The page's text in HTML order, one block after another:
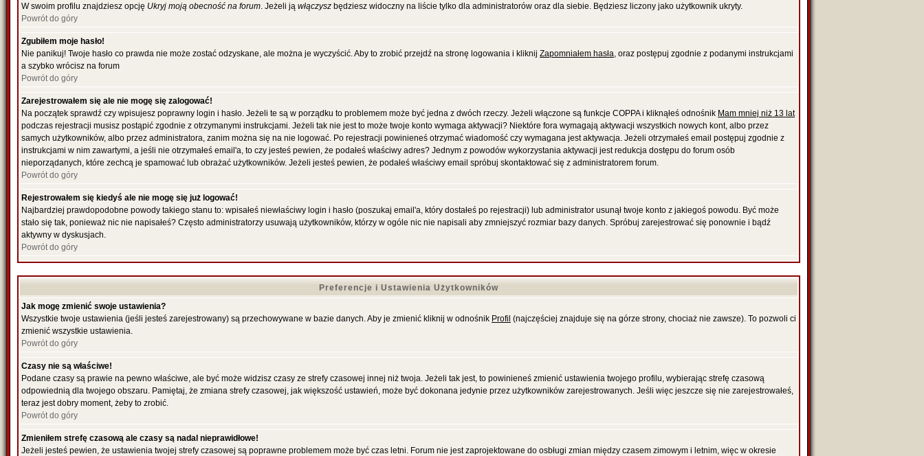
W swoim profilu znajdziesz opcję Ukryj moją obecność na forum. Jeżeli ją włączysz będziesz widoczny na liście tylko dla administratorów oraz dla siebie. Będziesz liczony jako użytkownik ukryty.
Powrót do góry
Zgubiłem moje hasło!
Nie panikuj! Twoje hasło co prawda nie może zostać odzyskane, ale można je wyczyścić. Aby to zrobić przejdź na stronę logowania i kliknij Zapomniałem hasła, oraz postępuj zgodnie z podanymi instrukcjami
a szybko wrócisz na forum
Powrót do góry
Zarejestrowałem się ale nie mogę się zalogować!
Na początek sprawdź czy wpisujesz poprawny login i hasło. Jeżeli te są w porządku to problemem może być jedna z dwóch rzeczy. Jeżeli włączone są funkcje COPPA i kliknąłeś odnośnik Mam mniej niż 13 lat
podczas rejestracji musisz postąpić zgodnie z otrzymanymi instrukcjami. Jeżeli tak nie jest to może twoje konto wymaga aktywacji? Niektóre fora wymagają aktywacji wszystkich nowych kont, albo przez
samych użytkowników, albo przez administratora, zanim można się na nie logować. Po rejestracji powinieneś otrzymać wiadomość czy wymagana jest aktywacja. Jeżeli otrzymałeś email postępuj zgodnie z
instrukcjami w nim zawartymi, a jeśli nie otrzymałeś email'a, to czy jesteś pewien, że podałeś właściwy adres? Jednym z powodów wykorzystania aktywacji jest redukcja dostępu do forum osób
nieporządanych, które zechcą je spamować lub obrażać użytkowników. Jeżeli jesteś pewien, że podałeś właściwy email spróbuj skontaktować się z administratorem forum.
Powrót do góry
Rejestrowałem się kiedyś ale nie mogę się już logować!
Najbardziej prawdopodobne powody takiego stanu to: wpisałeś niewłaściwy login i hasło (poszukaj email'a, który dostałeś po rejestracji) lub administrator usunął twoje konto z jakiegoś powodu. Być może
stało się tak, ponieważ nic nie napisałeś? Często administratorzy usuwają użytkowników, którzy w ogóle nic nie napisali aby zmniejszyć rozmiar bazy danych. Spróbuj zarejestrować się ponownie i bądź
aktywny w dyskusjach.
Powrót do góry
Preferencje i Ustawienia Użytkowników
Jak mogę zmienić swoje ustawienia?
Wszystkie twoje ustawienia (jeśli jesteś zarejestrowany) są przechowywane w bazie danych. Aby je zmienić kliknij w odnośnik Profil (najczęściej znajduje się na górze strony, chociaż nie zawsze). To pozwoli ci
zmienić wszystkie ustawienia.
Powrót do góry
Czasy nie są właściwe!
Podane czasy są prawie na pewno właściwe, ale być może widzisz czasy ze strefy czasowej innej niż twoja. Jeżeli tak jest, to powinieneś zmienić ustawienia twojego profilu, wybierając strefę czasową
odpowiednią dla twojego obszaru. Pamiętaj, że zmiana strefy czasowej, jak większość ustawień, może być dokonana jedynie przez użytkowników zarejestrowanych. Jeśli więc jeszcze się nie zarejestrowałeś,
teraz jest dobry moment, żeby to zrobić.
Powrót do góry
Zmieniłem strefę czasową ale czasy są nadal nieprawidłowe!
Jeżeli jesteś pewien, że ustawienia twojej strefy czasowej są poprawne problemem może być czas letni. Forum nie jest zaprojektowane do osbługi zmian między czasem zimowym i letnim, więc w okresie